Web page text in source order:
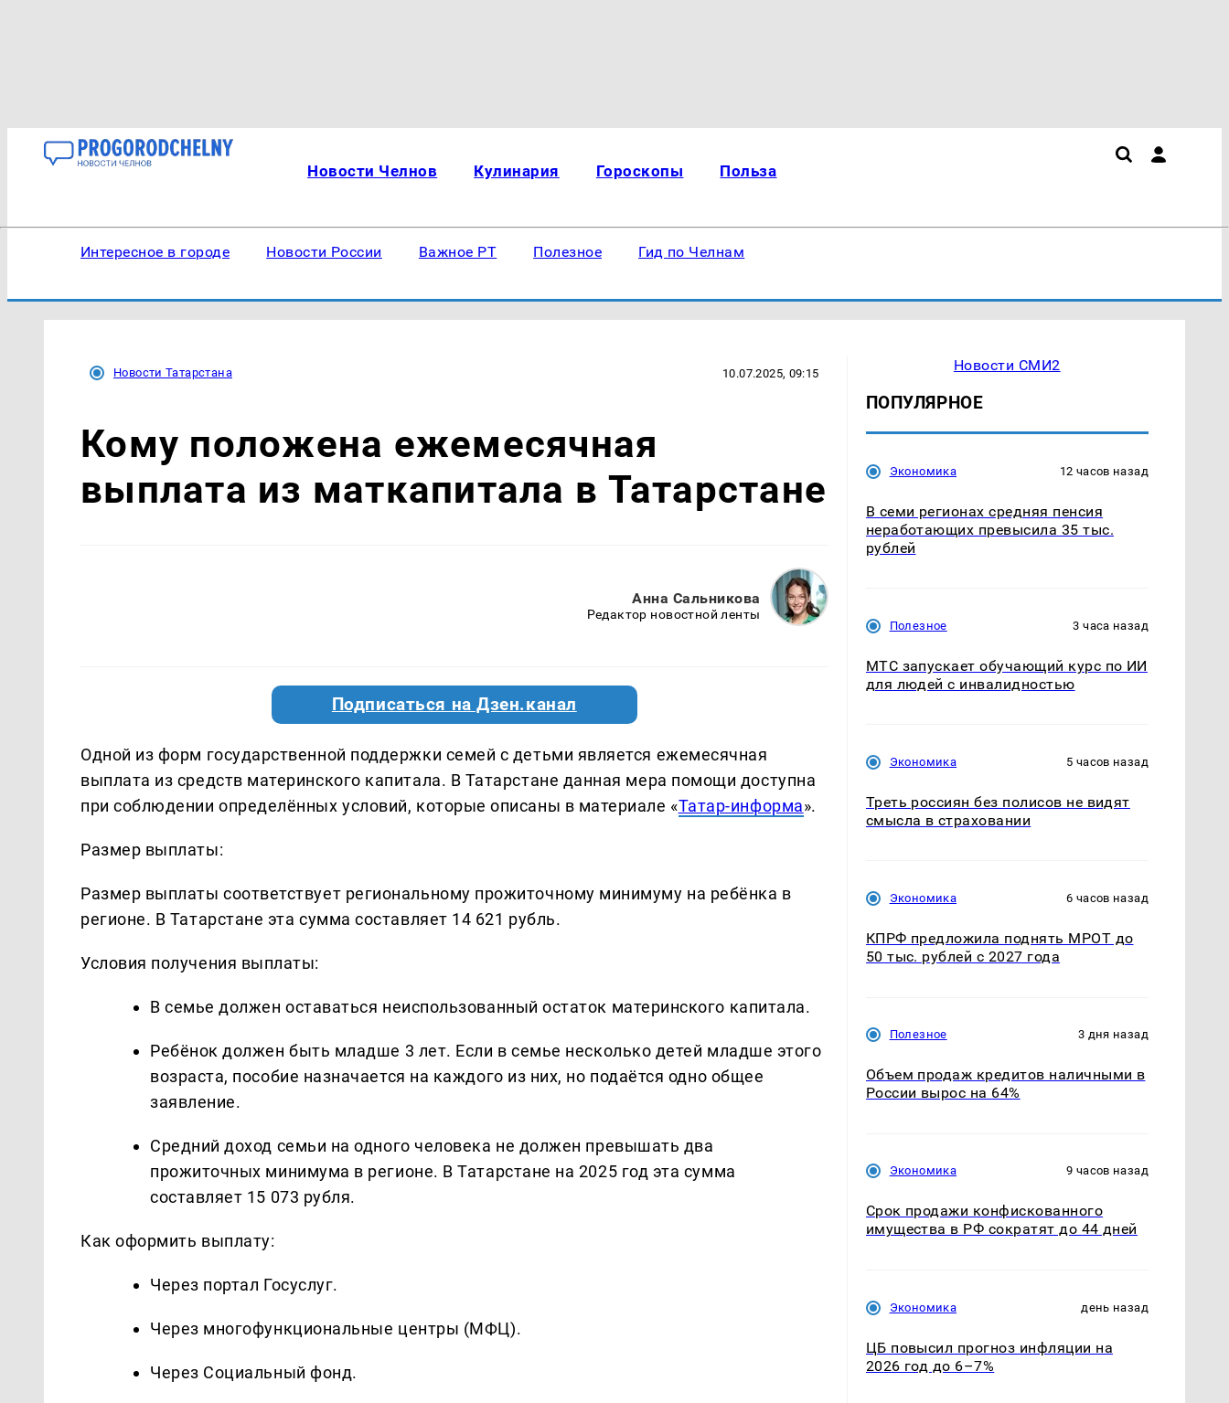
Новости Челнов Кулинария Гороскопы Польза
Интересное в городе Новости России Важное РТ Полезное Гид по Челнам
Новости Татарстана 10.07.2025, 09:15
Кому положена ежемесячная
выплата из маткапитала в Татарстане
Анна Сальникова
Редактор новостной ленты
Подписаться на Дзен.канал
Одной из форм государственной поддержки семей с детьми является ежемесячная
выплата из средств материнского капитала. В Татарстане данная мера помощи доступна
при соблюдении определённых условий, которые описаны в материале «Татар-информа».
Размер выплаты:
Размер выплаты соответствует региональному прожиточному минимуму на ребёнка в
регионе. В Татарстане эта сумма составляет 14 621 рубль.
Условия получения выплаты:
В семье должен оставаться неиспользованный остаток материнского капитала.
Ребёнок должен быть младше 3 лет. Если в семье несколько детей младше этого
возраста, пособие назначается на каждого из них, но подаётся одно общее
заявление.
Средний доход семьи на одного человека не должен превышать два
прожиточных минимума в регионе. В Татарстане на 2025 год эта сумма
составляет 15 073 рубля.
Как оформить выплату:
Через портал Госуслуг.
Через многофункциональные центры (МФЦ).
Через Социальный фонд.
Новости СМИ2
ПОПУЛЯРНОЕ
Экономика 12 часов назад
В семи регионах средняя пенсия
неработающих превысила 35 тыс.
рублей
Полезное 3 часа назад
МТС запускает обучающий курс по ИИ
для людей с инвалидностью
Экономика 5 часов назад
Треть россиян без полисов не видят
смысла в страховании
Экономика 6 часов назад
КПРФ предложила поднять МРОТ до
50 тыс. рублей с 2027 года
Полезное 3 дня назад
Объем продаж кредитов наличными в
России вырос на 64%
Экономика 9 часов назад
Срок продажи конфискованного
имущества в РФ сократят до 44 дней
Экономика день назад
ЦБ повысил прогноз инфляции на
2026 год до 6–7%